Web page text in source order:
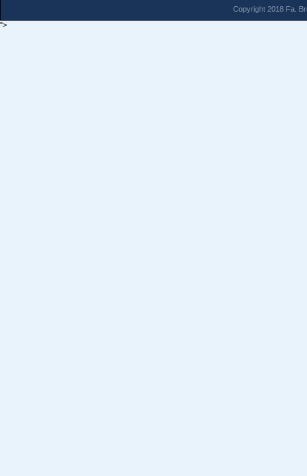
Copyright 2018 Fa.
">